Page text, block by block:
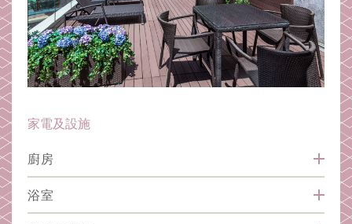
家電及設施
廚房
浴室